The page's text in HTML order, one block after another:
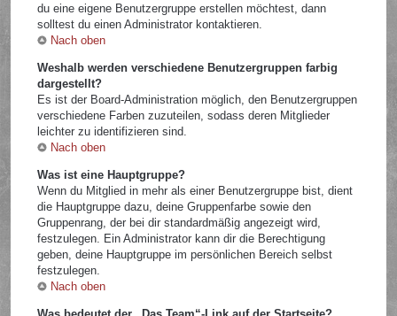
du eine eigene Benutzergruppe erstellen möchtest, dann
solltest du einen Administrator kontaktieren.
Nach oben
Weshalb werden verschiedene Benutzergruppen farbig
dargestellt?
Es ist der Board-Administration möglich, den Benutzergruppen
verschiedene Farben zuzuteilen, sodass deren Mitglieder
leichter zu identifizieren sind.
Nach oben
Was ist eine Hauptgruppe?
Wenn du Mitglied in mehr als einer Benutzergruppe bist, dient
die Hauptgruppe dazu, deine Gruppenfarbe sowie den
Gruppenrang, der bei dir standardmäßig angezeigt wird,
festzulegen. Ein Administrator kann dir die Berechtigung
geben, deine Hauptgruppe im persönlichen Bereich selbst
festzulegen.
Nach oben